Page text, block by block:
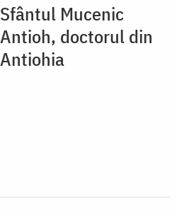
Sfântul Mucenic
Antioh, doctorul din
Antiohia